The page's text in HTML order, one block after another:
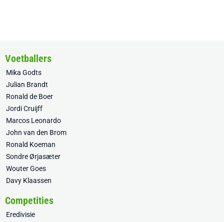
Voetballers
Mika Godts
Julian Brandt
Ronald de Boer
Jordi Cruijff
Marcos Leonardo
John van den Brom
Ronald Koeman
Sondre Ørjasæter
Wouter Goes
Davy Klaassen
Competities
Eredivisie